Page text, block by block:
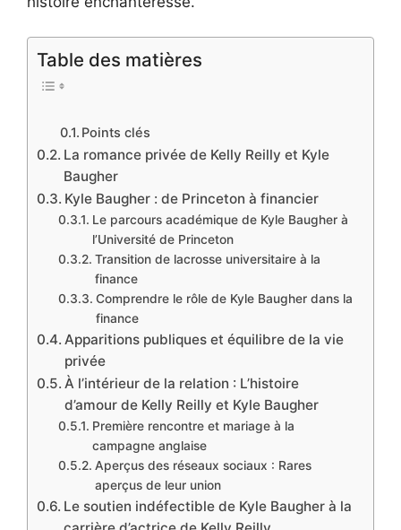
Table des matières
Points clés
La romance privée de Kelly Reilly et Kyle
Baugher
Kyle Baugher : de Princeton à financier
Le parcours académique de Kyle Baugher à
l’Université de Princeton
Transition de lacrosse universitaire à la
finance
Comprendre le rôle de Kyle Baugher dans la
finance
Apparitions publiques et équilibre de la vie
privée
À l’intérieur de la relation : L’histoire
d’amour de Kelly Reilly et Kyle Baugher
Première rencontre et mariage à la
campagne anglaise
Aperçus des réseaux sociaux : Rares
aperçus de leur union
Le soutien indéfectible de Kyle Baugher à la